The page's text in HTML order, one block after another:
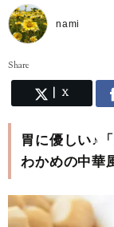
nami
Share
X
胃に優しい♪
わかめの中華